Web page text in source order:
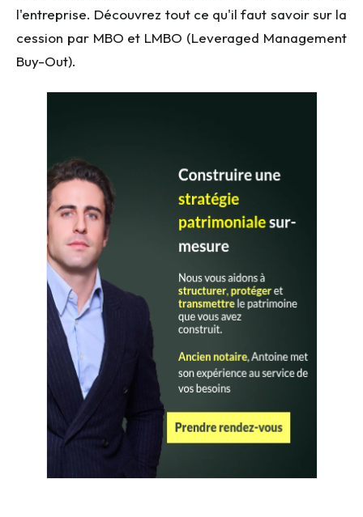
l'entreprise. Découvrez tout ce qu'il faut savoir sur la
cession par MBO et LMBO (Leveraged Management
Buy-Out).